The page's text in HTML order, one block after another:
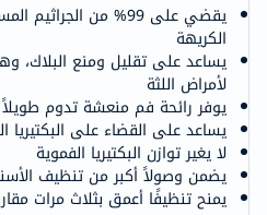
يقضي على 99% من
الكريهة
يساعد على تقليل ومنع البلاك،
لأمراض اللثة
يوفر رائحة فم منعشة تدوم طويلاً
يساعد على القضاء على البكتيريا
لا يغير توازن البكتيريا الفموية
يضمن وصولاً أكبر من تنظيف
يمنح تنظيفًا أعمق بثلاث مرات